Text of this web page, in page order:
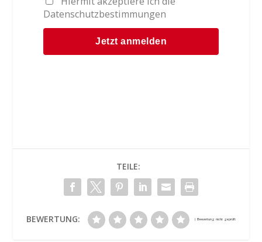
Datenschutzbestimmungen
TEILE:
BEWERTUNG: